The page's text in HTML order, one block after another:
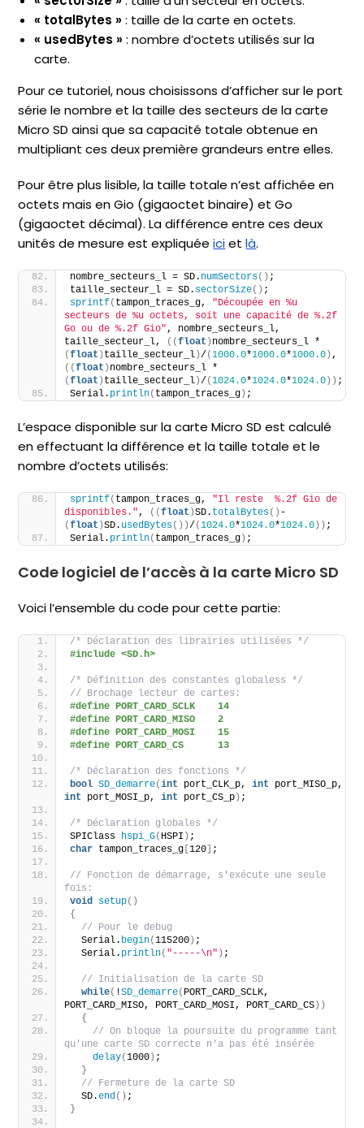
« totalBytes » : taille de la carte en octets.
« usedBytes » : nombre d’octets utilisés sur la
carte.
Pour ce tutoriel, nous choisissons d’afficher sur le port
série le nombre et la taille des secteurs de la carte
Micro SD ainsi que sa capacité totale obtenue en
multipliant ces deux première grandeurs entre elles.
Pour être plus lisible, la taille totale n’est affichée en
octets mais en Gio (gigaoctet binaire) et Go
(gigaoctet décimal). La différence entre ces deux
unités de mesure est expliquéeicietlà.
nombre_secteurs_l = SD. numSectors() ;
taille_secteur_l = SD. sectorSize() ;
sprintf( tampon_traces_g, "Découpée en %u
secteurs de %u octets, soit une capacité de %.2f
Go ou de %.2f Gio" , nombre_secteurs_l,
taille_secteur_l,
((float )
(float ) taille_secteur_l)/(1000.0*1000.0*1000.0)
((float )
(float ) taille_secteur_l)/(1024.0*1024.0*1024.0)) ;
Serial. println( tampon_traces_g) ;
L’espace disponible sur la carte Micro SD est calculé
en effectuant la différence et la taille totale et le
nombre d’octets utilisés:
sprintf( tampon_traces_g, "Il reste  %.2f Gio de
disponibles." , ((float )SD. totalBytes() -
(float )SD. usedBytes())/(1024.0*1024.0*1024.0)) ;
Serial. println( tampon_traces_g) ;
Code logiciel de l’accès à la carte Micro SD
Voici l’ensemble du code pour cette partie:
/* Déclaration des librairies utilisées */
#include <SD.h>
/* Définition des constantes globaless */
// Brochage lecteur de cartes:
#define PORT_CARD_SCLK    14
#define PORT_CARD_MISO    2
#define PORT_CARD_MOSI    15
#define PORT_CARD_CS      13
/* Déclaration des fonctions */
bool SD_demarre(int port_CLK_p, int
int
port_MOSI_p, int port_CS_p) ;
/* Déclaration globales */
SPIClass
hspi_G( HSPI ) ;
char tampon_traces_g [120] ;
// Fonction de démarrage, s'exécute une seule
fois:
void
setup()
{
// Pour le debug
  Serial.
begin(115200) ;
  Serial.
println( "-----\n" ) ;
// Initialisation de la carte SD
while( !SD_demarre( PORT_CARD_SCLK,
PORT_CARD_MISO, PORT_CARD_MOSI, PORT_CARD_CS))
{
// On bloque la poursuite du programme tant
qu'une carte SD correcte n'a pas été insérée
delay(1000) ;
}
// Fermeture de la carte SD
  SD.
end () ;
}